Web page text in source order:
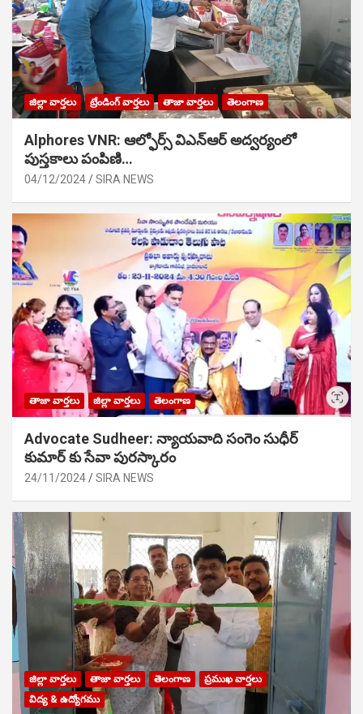
జిల్లా వార్తలు ట్రేండింగ్ వార్తలు తాజా వార్తలు తెలంగాణ
Alphores VNR: ఆల్ఫోర్స్ విఎన్ఆర్ అద్వర్యంలో
పుస్తకాలు పంపిణి…
04/12/2024 SIRA NEWS
తాజా వార్తలు జిల్లా వార్తలు తెలంగాణ
Advocate Sudheer: న్యాయవాది సంగెం సుధీర్
కుమార్ కు సేవా పురస్కారం
24/11/2024 SIRA NEWS
జిల్లా వార్తలు తాజా వార్తలు తెలంగాణ
ప్రముఖ వార్తలు
విద్య & ఉద్యోగము